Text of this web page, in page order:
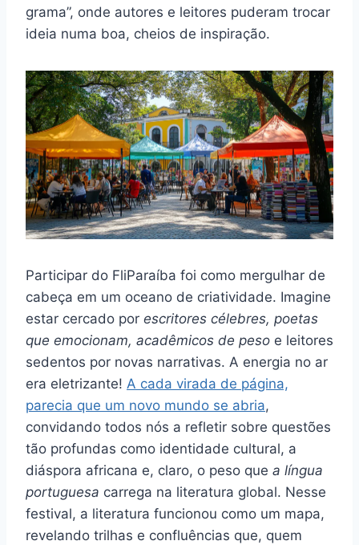
grama”, onde autores e leitores puderam trocar
ideia numa boa, cheios de inspiração.
Participar do FliParaíba foi como mergulhar de
cabeça em um oceano de criatividade. Imagine
estar cercado por escritores célebres, poetas
que emocionam, acadêmicos de peso e leitores
sedentos por novas narrativas. A energia no ar
era eletrizante! A cada virada de página,
parecia que um novo mundo se abria,
convidando todos nós a refletir sobre questões
tão profundas como identidade cultural, a
diáspora africana e, claro, o peso que a língua
portuguesa carrega na literatura global. Nesse
festival, a literatura funcionou como um mapa,
revelando trilhas e confluências que, quem